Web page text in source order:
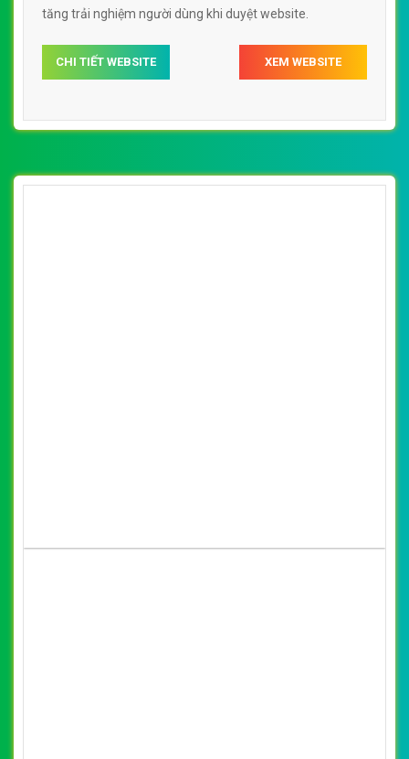
tăng trải nghiệm người dùng khi duyệt website.
CHI TIẾT WEBSITE XEM WEBSITE